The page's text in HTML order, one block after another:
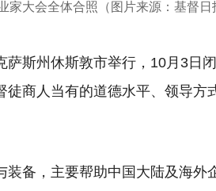
家大会全体合照（图片来源：基督日
斯州休斯敦市举行，10月3日
商人当有的道德水平、领导方
备，主要帮助中国大陆及海外